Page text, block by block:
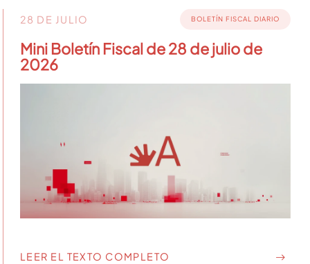
28 DE JULIO BOLETÍN FISCAL DIARIO
Mini Boletín Fiscal de 28 de julio de
2026
LEER EL TEXTO COMPLETO